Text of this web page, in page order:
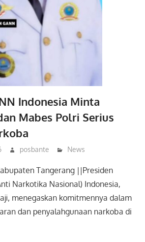
Indonesia Minta
Mabes Polri Serius
posbante News
Tangerang ||Presiden
Narkotika Nasional) Indonesia,
menegaskan komitmennya dalam
dan penyalahgunaan narkoba di